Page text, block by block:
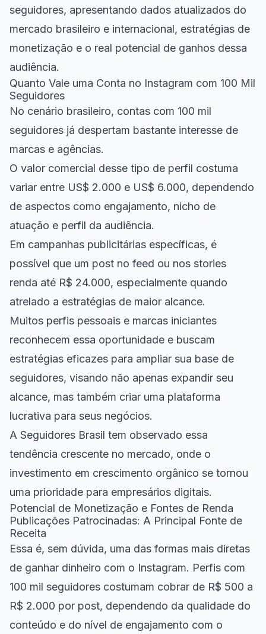
seguidores, apresentando dados atualizados do
mercado brasileiro e internacional, estratégias de
monetização e o real potencial de ganhos dessa
audiência.
Quanto Vale uma Conta no Instagram com 100 Mil
Seguidores
No cenário brasileiro, contas com 100 mil
seguidores já despertam bastante interesse de
marcas e agências.
O valor comercial desse tipo de perfil costuma
variar entre US$ 2.000 e US$ 6.000, dependendo
de aspectos como engajamento, nicho de
atuação e perfil da audiência.
Em campanhas publicitárias específicas, é
possível que um post no feed ou nos stories
renda até R$ 24.000, especialmente quando
atrelado a estratégias de maior alcance.
Muitos perfis pessoais e marcas iniciantes
reconhecem essa oportunidade e buscam
estratégias eficazes para ampliar sua base de
seguidores, visando não apenas expandir seu
alcance, mas também criar uma plataforma
lucrativa para seus negócios.
A Seguidores Brasil tem observado essa
tendência crescente no mercado, onde o
investimento em crescimento orgânico se tornou
uma prioridade para empresários digitais.
Potencial de Monetização e Fontes de Renda
Publicações Patrocinadas: A Principal Fonte de
Receita
Essa é, sem dúvida, uma das formas mais diretas
de ganhar dinheiro com o Instagram. Perfis com
100 mil seguidores costumam cobrar de R$ 500 a
R$ 2.000 por post, dependendo da qualidade do
conteúdo e do nível de engajamento com o